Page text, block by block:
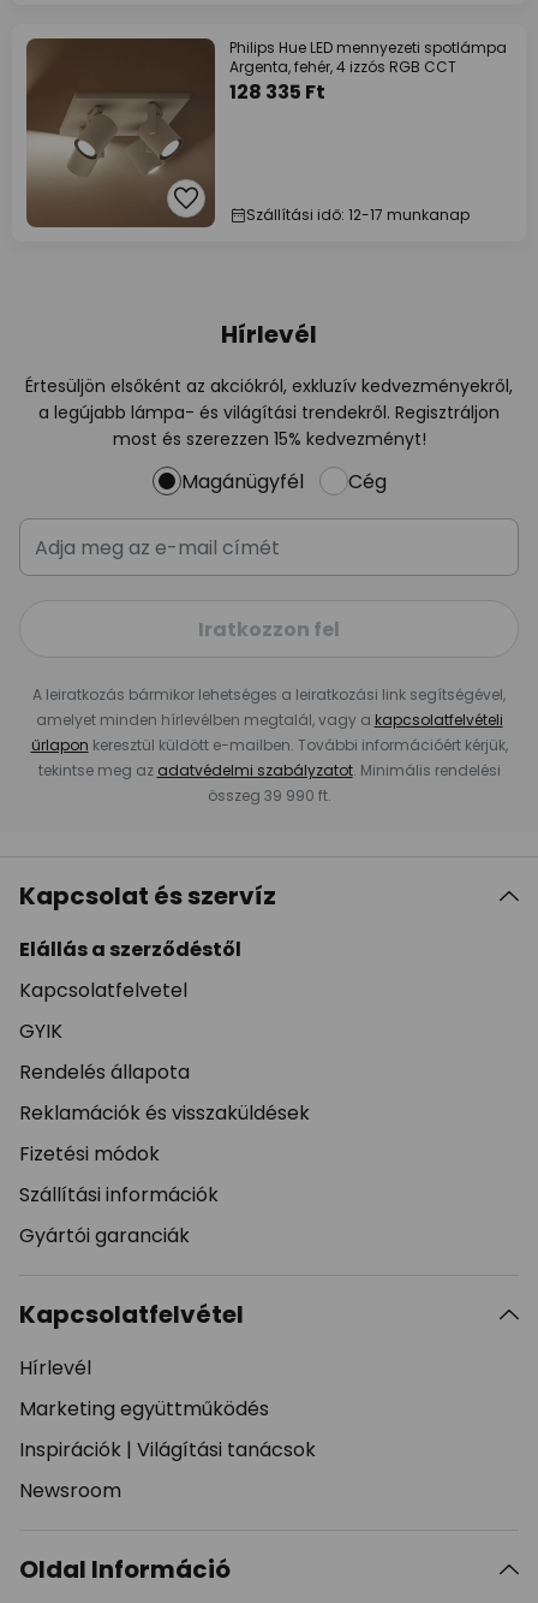
Philips Hue LED mennyezeti spotlámpa
Argenta, fehér, 4 izzós RGB CCT
128 335 Ft
Szállítási idő: 12-17 munkanap
Hírlevél
Értesüljön elsőként az akciókról, exkluzív kedvezményekről,
a legújabb lámpa- és világítási trendekről. Regisztráljon
most és szerezzen 15% kedvezményt!
Magánügyfél Cég
Iratkozzon fel
A leiratkozás bármikor lehetséges a leiratkozási link segítségével,
amelyet minden hírlevélben megtalál, vagy a kapcsolatfelvételi
űrlapon keresztül küldött e-mailben. További információért kérjük,
tekintse meg az adatvédelmi szabályzatot. Minimális rendelési
összeg 39 990 ft.
Kapcsolat és szervíz
Elállás a szerződéstől
Kapcsolatfelvetel
GYIK
Rendelés állapota
Reklamációk és visszaküldések
Fizetési módok
Szállítási információk
Gyártói garanciák
Kapcsolatfelvétel
Hírlevél
Marketing együttműködés
Inspirációk | Világítási tanácsok
Newsroom
Oldal Információ